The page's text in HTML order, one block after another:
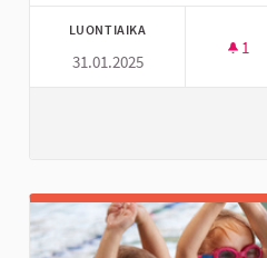
LUONTIAIKA
31.01.2025
1